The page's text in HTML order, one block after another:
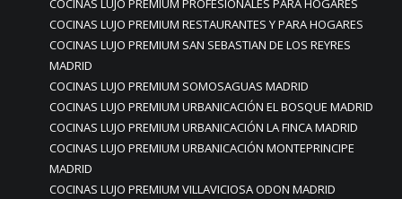
COCINAS LUJO PREMIUM PROFESIONALES PARA HOGARES
COCINAS LUJO PREMIUM RESTAURANTES Y PARA HOGARES
COCINAS LUJO PREMIUM SAN SEBASTIAN DE LOS REYRES
MADRID
COCINAS LUJO PREMIUM SOMOSAGUAS MADRID
COCINAS LUJO PREMIUM URBANICACIÓN EL BOSQUE MADRID
COCINAS LUJO PREMIUM URBANICACIÓN LA FINCA MADRID
COCINAS LUJO PREMIUM URBANICACIÓN MONTEPRINCIPE
MADRID
COCINAS LUJO PREMIUM VILLAVICIOSA ODON MADRID